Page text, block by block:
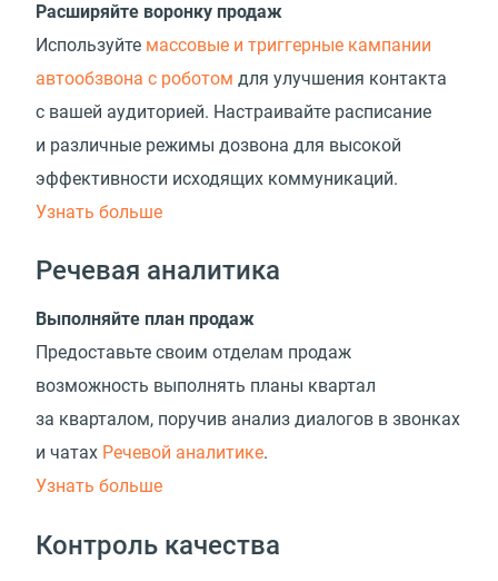
Расширяйте воронку продаж
Используйте массовые и триггерные кампании
автообзвона с роботом для улучшения контакта
с вашей аудиторией. Настраивайте расписание
и различные режимы дозвона для высокой
эффективности исходящих коммуникаций.
Узнать больше
Речевая аналитика
Выполняйте план продаж
Предоставьте своим отделам продаж
возможность выполнять планы квартал
за кварталом, поручив анализ диалогов в звонках
и чатах Речевой аналитике.
Узнать больше
Контроль качества